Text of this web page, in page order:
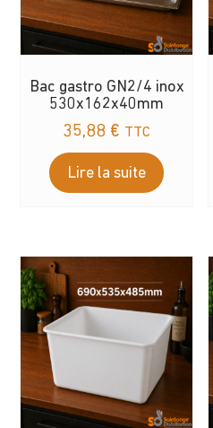
Bac gastro GN2/4 inox
530x162x40mm
35,88 € TTC
Lire la suite